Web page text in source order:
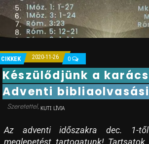
CIKKEK 2020-11-26 0
Készülődjünk a
Adventi
KUTI LÍVIA
Az adventi időszakra dec. 1-
meglepetést tartogatunk! Tartsatok